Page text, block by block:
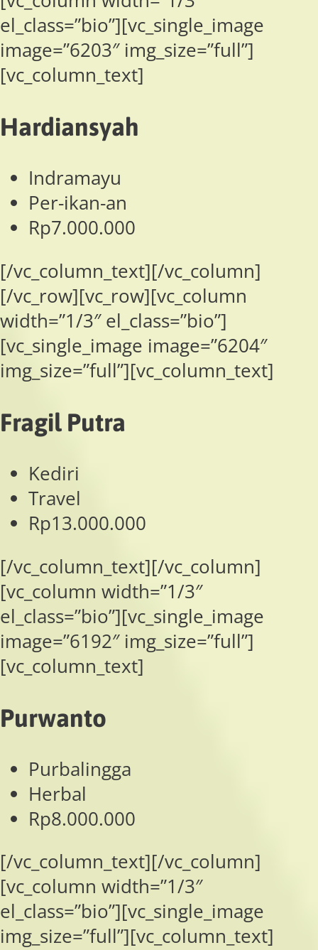
el_class=”bio”][vc_single_image
image=”6203″ img_size=”full”]
[vc_column_text]
Hardiansyah
Indramayu
Per-ikan-an
Rp7.000.000
[/vc_column_text][/vc_column]
[/vc_row][vc_row][vc_column
width=”1/3″ el_class=”bio”]
[vc_single_image image=”6204″
img_size=”full”][vc_column_text]
Fragil Putra
Kediri
Travel
Rp13.000.000
[/vc_column_text][/vc_column]
[vc_column width=”1/3″
el_class=”bio”][vc_single_image
image=”6192″ img_size=”full”]
[vc_column_text]
Purwanto
Purbalingga
Herbal
Rp8.000.000
[/vc_column_text][/vc_column]
[vc_column width=”1/3″
el_class=”bio”][vc_single_image
img_size=”full”][vc_column_text]